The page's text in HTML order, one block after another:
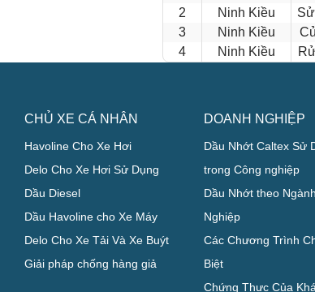
2 Ninh Kiều
3
Ninh Kiều
4
Ninh Kiều
CHỦ XE CÁ NHÂN
Havoline Cho Xe Hơi
Delo Cho Xe Hơi Sử Dụng
Dầu Diesel
Dầu Havoline cho Xe Máy
Delo Cho Xe Tải Và Xe Buýt
Giải pháp chống hàng giả
DOANH NGHIỆP
Dầu Nhớt Caltex Sử
trong Công nghiệp
Dầu Nhớt theo
Nghiệp
Các Chương Trình
Biệt
Chứng Thực Của